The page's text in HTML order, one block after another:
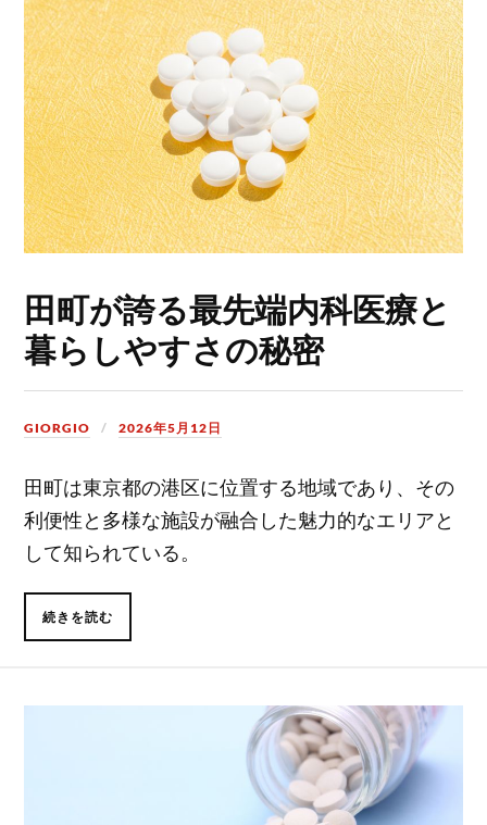
田町が誇る最先端内科医療と
暮らしやすさの秘密
GIORGIO 2026年5月12日
田町は東京都の港区に位置する地域であり、その
利便性と多様な施設が融合した魅力的なエリアと
して知られている。
続きを読む